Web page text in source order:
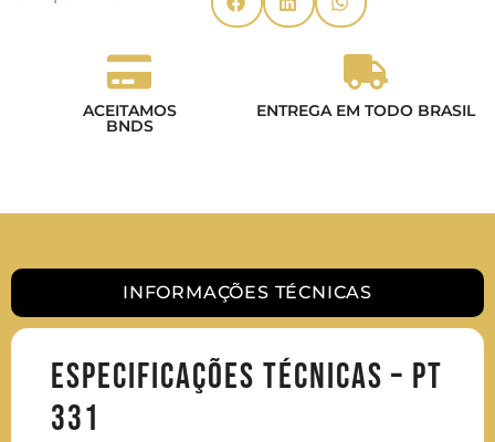
ACEITAMOS
BNDS
ENTREGA EM TODO BRASIL
INFORMAÇÕES TÉCNICAS
Especificações Técnicas – PT
331